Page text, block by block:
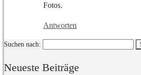
Fotos.
Antworten
Suchen nach:
Neueste Beiträge